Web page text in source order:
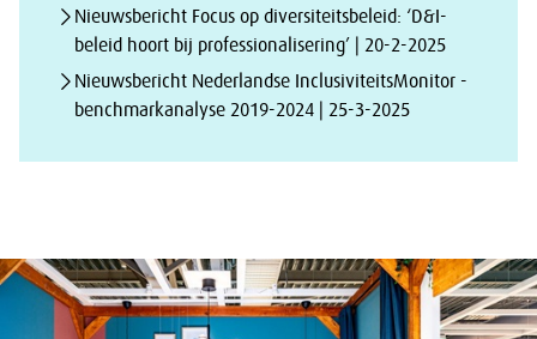
Nieuwsbericht Focus op diversiteitsbeleid: ‘D&I-
beleid hoort bij professionalisering’ | 20-2-2025
Nieuwsbericht Nederlandse InclusiviteitsMonitor -
benchmarkanalyse 2019-2024 | 25-3-2025